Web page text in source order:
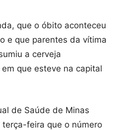
que o óbito aconteceu
e que parentes da vítima
a cerveja
que esteve na capital
de Saúde de Minas
feira que o número